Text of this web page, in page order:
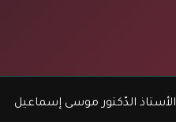
الأستاذ الدّكتور موسى إسماعيل